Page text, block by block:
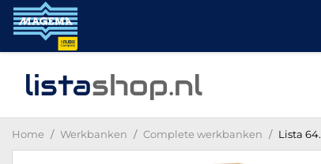
listashop.nl
Home Werkbanken Complete werkbanken Lista